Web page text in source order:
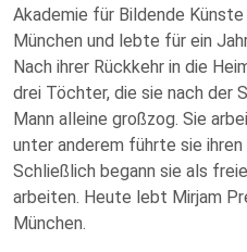
Akademie für Bildende
München und lebte für ein
Nach ihrer Rückkehr in die
drei Töchter, die sie nach der
Mann alleine großzog. Sie
unter anderem führte sie ihren
Schließlich begann sie als
arbeiten. Heute lebt Mirjam
München.